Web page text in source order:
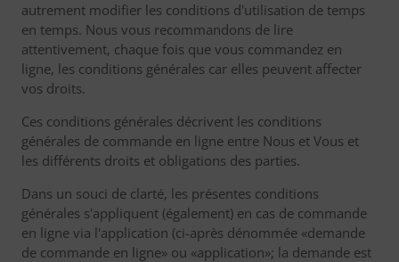
autrement modifier les conditions d'utilisation de temps
en temps. Nous vous recommandons de lire
attentivement, chaque fois que vous commandez en
ligne, les conditions générales car elles peuvent affecter
vos droits.
Ces conditions générales décrivent les conditions
générales de commande en ligne entre Nous et Vous et
les différents droits et obligations des parties.
Dans un souci de clarté, les présentes conditions
générales s'appliquent (également) en cas de commande
en ligne via l'application (ci-après dénommée «demande
de commande en ligne» ou «application»; la demande est